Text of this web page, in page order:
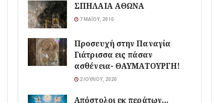
ΣΠΗΛΑΙΑ ΑΘΩΝΑ
7 ΜΑΪ́ΟΥ, 2010
Προσευχή στην Παναγία
Γιάτρισσα εις πάσαν
ασθένεια- ΘΑΥΜΑΤΟΥΡΓΗ!
2 ΙΟΥΛΊΟΥ, 2020
Απόστολοι εκ περάτων…